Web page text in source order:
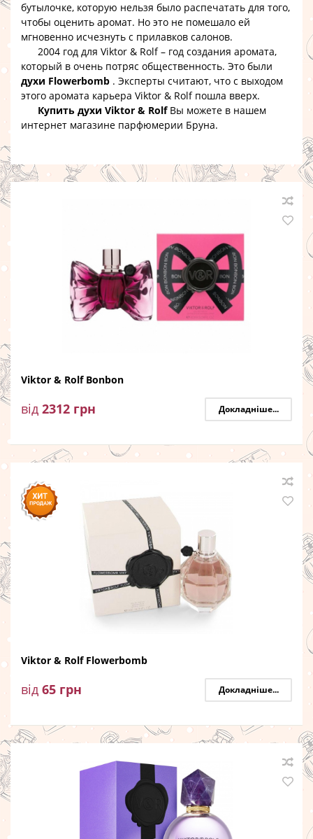
бутылочке, которую нельзя было распечатать для того,
чтобы оценить аромат. Но это не помешало ей
мгновенно исчезнуть с прилавков салонов.
2004 год для Viktor & Rolf – год создания аромата,
который в очень потряс общественность. Это были
духи Flowerbomb . Эксперты считают, что с выходом
этого аромата карьера Viktor & Rolf пошла вверх.
Купить духи Viktor & RolfВы можете в нашем
интернет магазине парфюмерии Бруна.
Viktor & Rolf Bonbon
від 2312 грн Докладніше...
Viktor & Rolf Flowerbomb
від 65 грн Докладніше...